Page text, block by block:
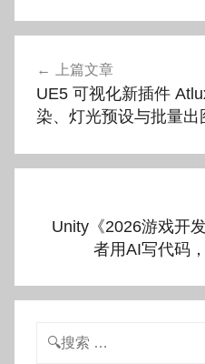
导
航
上篇文章
UE5 可视化新插件
染、灯光预设与批量出
Unity《2026游戏开
者用AI写代码
搜